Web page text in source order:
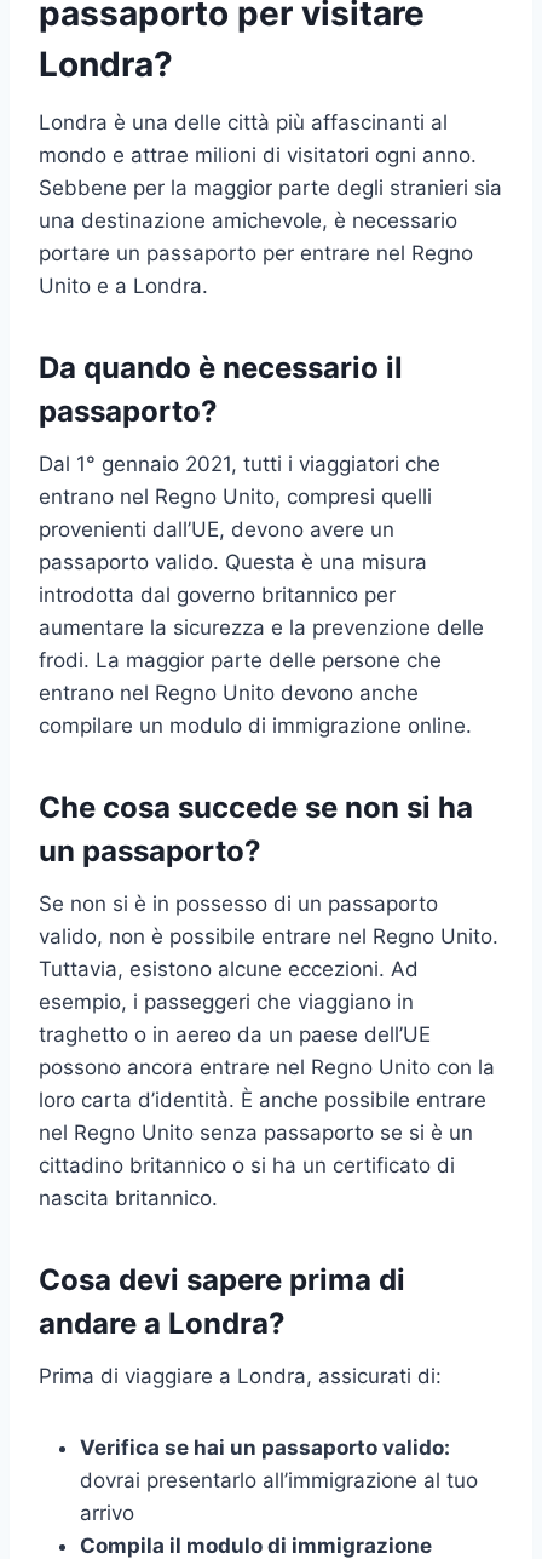
passaporto per visitare
Londra?
Londra è una delle città più affascinanti al
mondo e attrae milioni di visitatori ogni anno.
Sebbene per la maggior parte degli stranieri sia
una destinazione amichevole, è necessario
portare un passaporto per entrare nel Regno
Unito e a Londra.
Da quando è necessario il
passaporto?
Dal 1° gennaio 2021, tutti i viaggiatori che
entrano nel Regno Unito, compresi quelli
provenienti dall’UE, devono avere un
passaporto valido. Questa è una misura
introdotta dal governo britannico per
aumentare la sicurezza e la prevenzione delle
frodi. La maggior parte delle persone che
entrano nel Regno Unito devono anche
compilare un modulo di immigrazione online.
Che cosa succede se non si ha
un passaporto?
Se non si è in possesso di un passaporto
valido, non è possibile entrare nel Regno Unito.
Tuttavia, esistono alcune eccezioni. Ad
esempio, i passeggeri che viaggiano in
traghetto o in aereo da un paese dell’UE
possono ancora entrare nel Regno Unito con la
loro carta d’identità. È anche possibile entrare
nel Regno Unito senza passaporto se si è un
cittadino britannico o si ha un certificato di
nascita britannico.
Cosa devi sapere prima di
andare a Londra?
Prima di viaggiare a Londra, assicurati di:
Verifica se hai un passaporto valido:
dovrai presentarlo all’immigrazione al tuo
arrivo
Compila il modulo di immigrazione